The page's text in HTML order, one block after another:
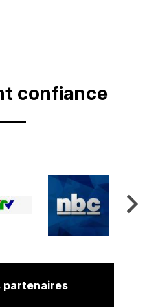
confiance
partenaires